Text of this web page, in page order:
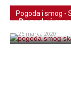
Pogoda i smog -
Pogoda i
26 marca 2020